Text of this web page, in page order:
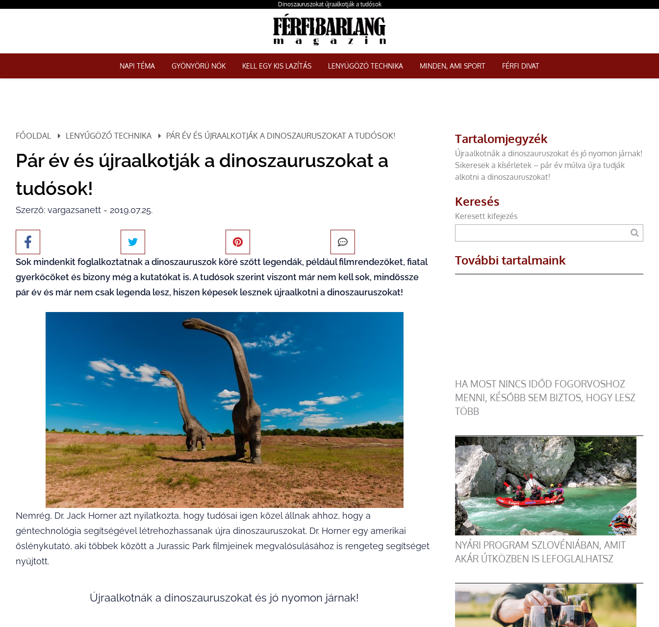
Dinoszauruszokat újraalkotják a tudósok
NAPI TÉMA GYÖNYÖRŰ NŐK KELL EGY KIS LAZÍTÁS LENYŰGÖZŐ TECHNIKA MINDEN, AMI SPORT FÉRFI DIVAT
FŐOLDAL LENYŰGÖZŐ TECHNIKA PÁR ÉV ÉS ÚJRAALKOTJÁK A DINOSZAURUSZOKAT A TUDÓSOK!
Pár év és újraalkotják a dinoszauruszokat a
tudósok!
Szerző: vargazsanett - 2019.07.25.
Sok mindenkit foglalkoztatnak a dinoszauruszok köré szőtt legendák, például filmrendezőket, fiatal
gyerkőcöket és bizony még a kutatókat is. A tudósok szerint viszont már nem kell sok, mindössze
pár év és már nem csak legenda lesz, hiszen képesek lesznek újraalkotni a dinoszauruszokat!
Nemrég, Dr. Jack Horner azt nyilatkozta, hogy tudósai igen közel állnak ahhoz, hogy a
géntechnológia segítségével létrehozhassanak újra dinoszauruszokat. Dr. Horner egy amerikai
őslénykutató, aki többek között a Jurassic Park filmjeinek megvalósulásához is rengeteg segítséget
nyújtott.
Újraalkotnák a dinoszauruszokat és jó nyomon járnak!
Tartalomjegyzék
Újraalkotnák a dinoszauruszokat és jó nyomon járnak!
Sikeresek a kísérletek – pár év múlva újra tudják
alkotni a dinoszauruszokat!
Keresés
Keresett kifejezés
További tartalmaink
HA MOST NINCS IDŐD FOGORVOSHOZ
MENNI, KÉSŐBB SEM BIZTOS, HOGY LESZ
TÖBB
NYÁRI PROGRAM SZLOVÉNIÁBAN, AMIT
AKÁR ÚTKÖZBEN IS LEFOGLALHATSZ